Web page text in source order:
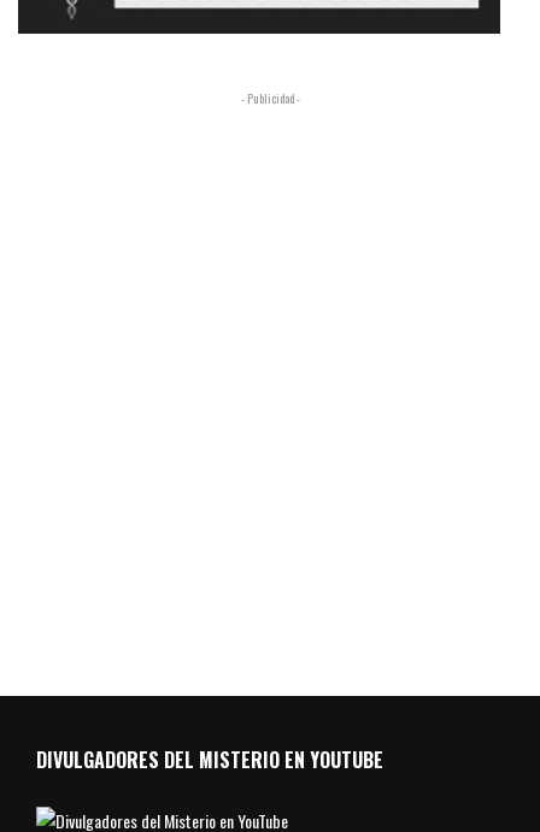
- Publicidad -
DIVULGADORES DEL MISTERIO EN YOUTUBE